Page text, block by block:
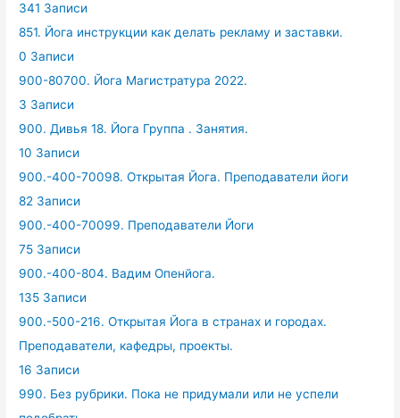
341 Записи
851. Йога инструкции как делать рекламу и заставки.
0 Записи
900-80700. Йога Магистратура 2022.
3 Записи
900. Дивья 18. Йога Группа . Занятия.
10 Записи
900.-400-70098. Открытая Йога. Преподаватели йоги
82 Записи
900.-400-70099. Преподаватели Йоги
75 Записи
900.-400-804. Вадим Опенйога.
135 Записи
900.-500-216. Открытая Йога в странах и городах.
Преподаватели, кафедры, проекты.
16 Записи
990. Без рубрики. Пока не придумали или не успели